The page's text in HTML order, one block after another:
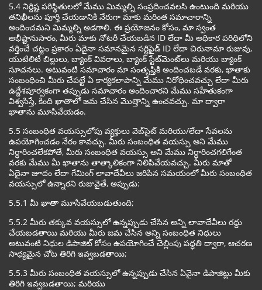
5.4 నిర్దిష్ట పరిస్థితులలో మేము మిమ్మల్ని సంప్రదించవలసి ఉంటుంది మరియు
తనిఖీలను పూర్తి చేయడానికి నేరుగా మాకు మరింత సమాచారాన్ని
అందించమని మిమ్మల్ని అడగాలి. ఈ ప్రయోజనం కోసం, మా స్వంత
అభీష్టానుసారం, మీరు మాకు నోటరీ చేయబడిన ID లేదా మీ అధికార పరిధిలోని
వర్తించే చట్టం ప్రకారం ఏదైనా సమానమైన సర్టిఫైడ్ ID లేదా చిరునామా రుజువు,
యుటిలిటీ బిల్లులు, బ్యాంక్ వివరాలు, బ్యాంక్ స్టేట్‌మెంట్‌లు మరియు బ్యాంక్
సూచనలు. అటువంటి సమాచారం మా సంతృప్తికి అందించబడే వరకు, ఖాతాకు
సంబంధించి మీరు చేపట్టే ఏ కార్యకలాపాన్ని మేము నిరోధించవచ్చు లేదా మీరు
ఉద్దేశపూర్వకంగా తప్పుడు సమాచారం అందించారని మేము సహేతుకంగా
విశ్వసిస్తే, కింది ఖాతాలో జమ చేసిన మొత్తాన్ని ఉంచవచ్చు. మా ద్వారా
ఖాతాను మూసివేయడం.
5.5 సంబంధిత వయస్సులోపు వ్యక్తులు వెబ్‌సైట్ మరియు/లేదా సేవలను
ఉపయోగించడం నేరం కావచ్చు. మీరు సంబంధిత వయస్సు అని మేము
నిర్ధారించలేకపోతే, మీరు సంబంధిత వయస్సు అని మేము నిర్ధారించగలిగేంత
వరకు మేము మీ ఖాతాను తాత్కాలికంగా నిలిపివేయవచ్చు. మీరు మాతో
ఏదైనా జూదం లేదా గేమింగ్ లావాదేవీలు జరిపిన సమయంలో మీరు సంబంధిత
వయస్సులో ఉన్నారని రుజువైతే, అప్పుడు:
5.5.1 మీ ఖాతా మూసివేయబడుతుంది;
5.5.2 మీరు తక్కువ వయస్సులో ఉన్నప్పుడు చేసిన అన్ని లావాదేవీలు రద్దు
చేయబడతాయి మరియు మీరు జమ చేసిన అన్ని సంబంధిత నిధులు
అటువంటి నిధుల డిపాజిట్ కోసం ఉపయోగించే చెల్లింపు పద్ధతి ద్వారా, ఆచరణ
సాధ్యమైన చోట తిరిగి ఇవ్వబడతాయి;
5.5.3 మీరు సంబంధిత వయస్సులో ఉన్నప్పుడు చేసిన ఏవైనా డిపాజిట్లు మీకు
తిరిగి ఇవ్వబడతాయి; మరియు